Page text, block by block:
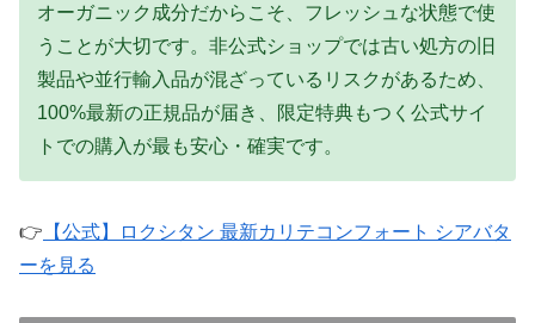
オーガニック成分だからこそ、フレッシュな状態で使
うことが大切です。非公式ショップでは古い処方の旧
製品や並行輸入品が混ざっているリスクがあるため、
100%最新の正規品が届き、限定特典もつく公式サイ
トでの購入が最も安心・確実です。
👉 【公式】ロクシタン 最新カリテコンフォート シアバタ
ーを見る